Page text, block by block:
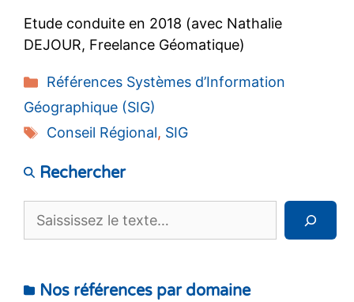
Etude conduite en 2018 (avec Nathalie
DEJOUR, Freelance Géomatique)
Catégories
Références Systèmes d’Information
Géographique (SIG)
Étiquettes
Conseil Régional, SIG
Rechercher
Rechercher
Nos références par domaine